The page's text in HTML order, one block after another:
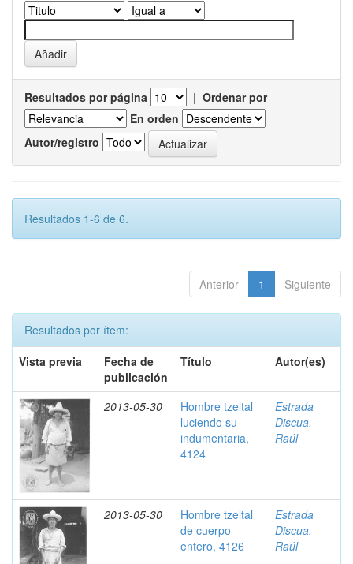
Resultados por página | Ordenar por
En orden
Autor/registro
Resultados 1-6 de 6.
Anterior 1 Siguiente
Resultados por ítem:
Vista previa
Fecha de
publicación
Título Autor(es)
2013-05-30
Hombre tzeltal
luciendo su
indumentaria,
4124
Estrada
Discua,
Raúl
2013-05-30
Hombre tzeltal
de cuerpo
entero, 4126
Estrada
Discua,
Raúl